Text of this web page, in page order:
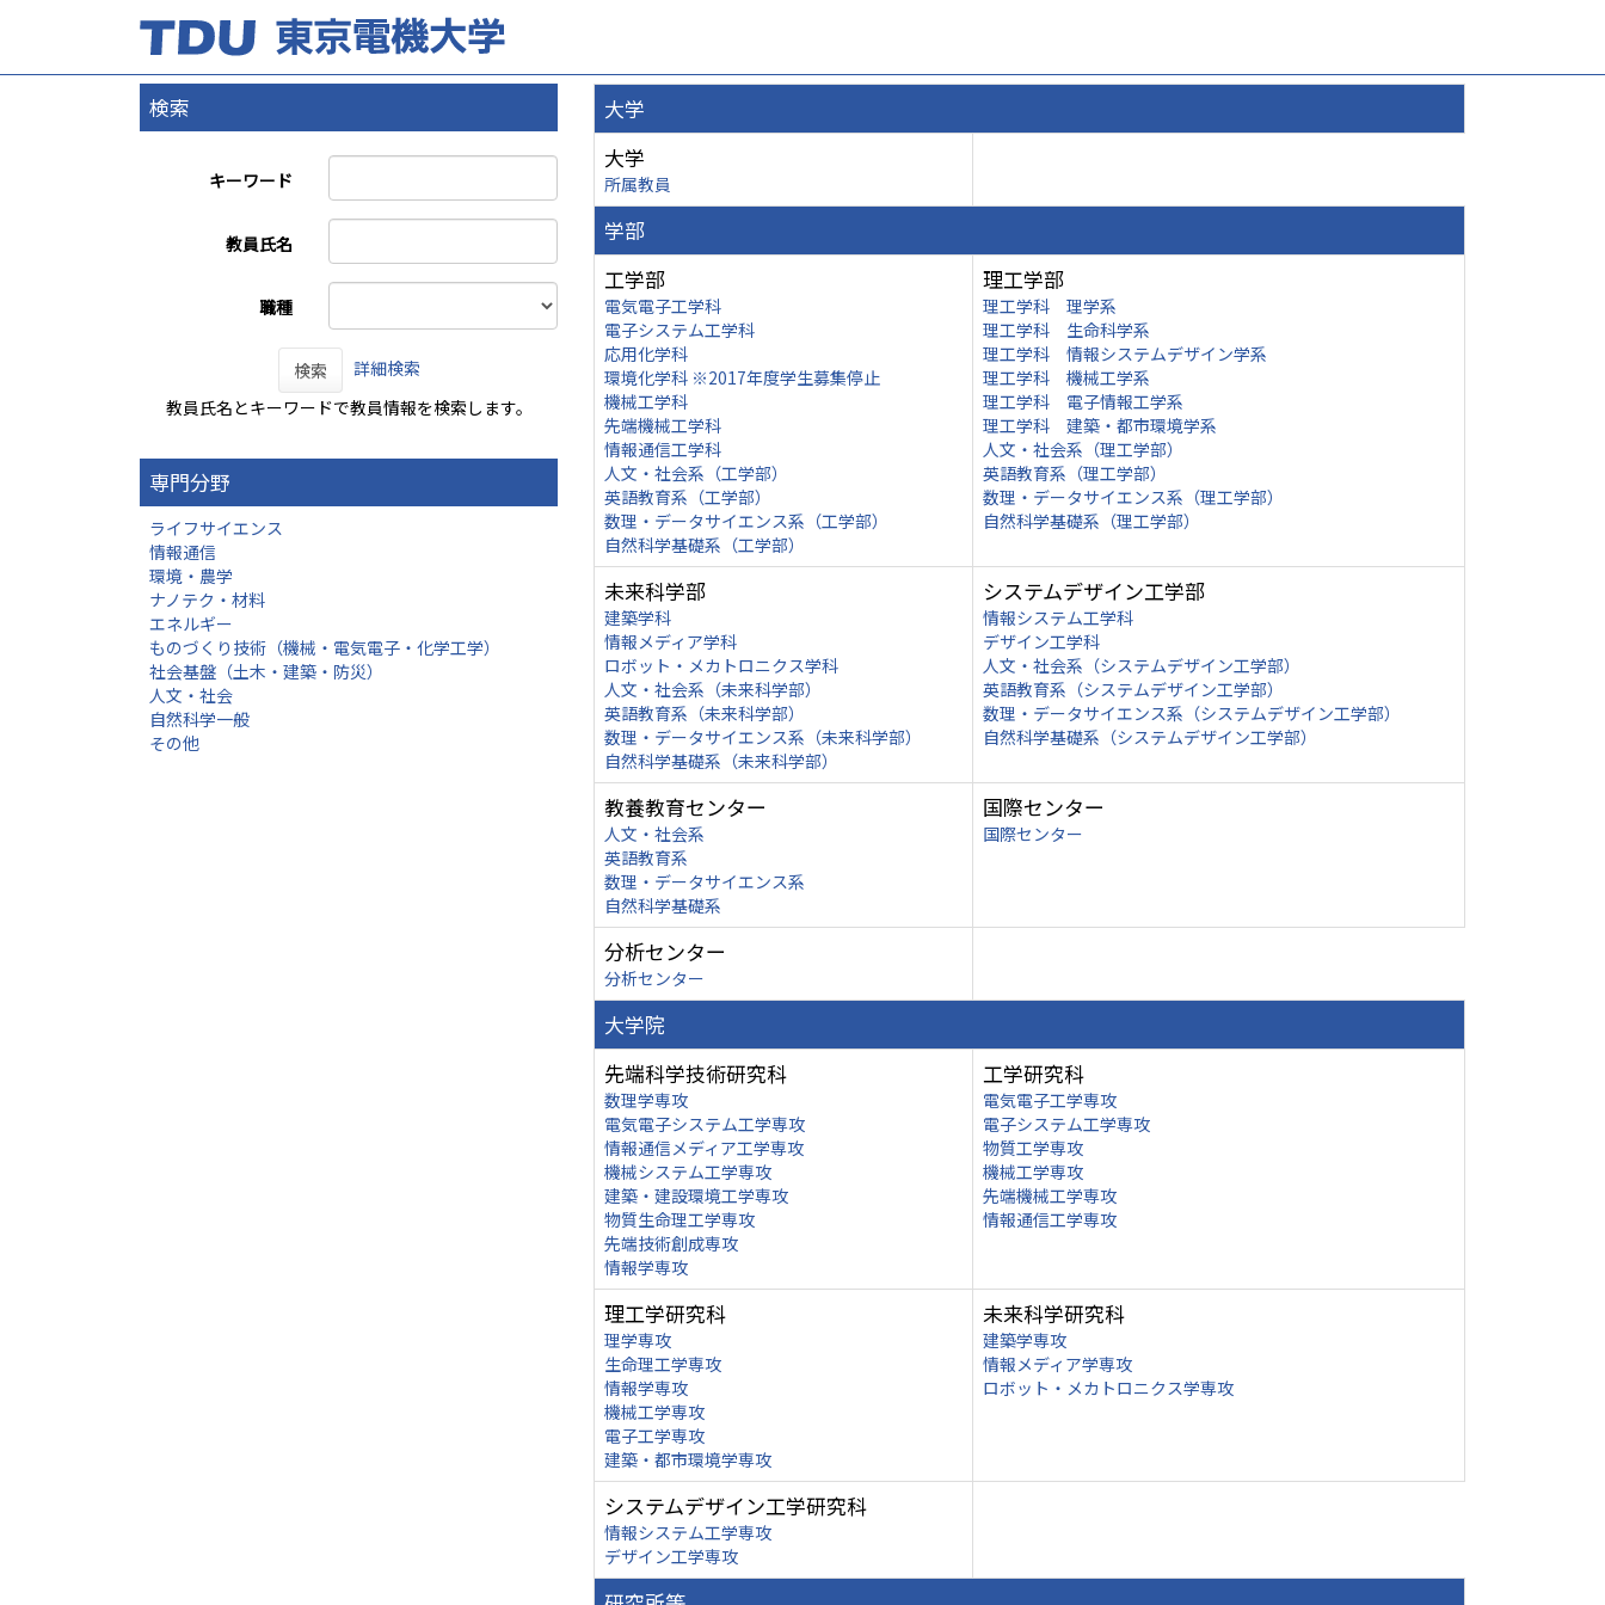
検索
キーワード
教員氏名
職種
検索
詳細検索
教員氏名とキーワードで教員情報を検索します。
専門分野
ライフサイエンス
情報通信
環境・農学
ナノテク・材料
エネルギー
ものづくり技術（機械・電気電子・化学工学）
社会基盤（土木・建築・防災）
人文・社会
自然科学一般
その他
大学
大学
所属教員
学部
工学部
電気電子工学科
電子システム工学科
応用化学科
環境化学科 ※2017年度学生募集停止
機械工学科
先端機械工学科
情報通信工学科
人文・社会系（工学部）
英語教育系（工学部）
数理・データサイエンス系（工学部）
自然科学基礎系（工学部）
理工学部
理工学科 理学系
理工学科 生命科学系
理工学科 情報システムデザイン学系
理工学科 機械工学系
理工学科 電子情報工学系
理工学科 建築・都市環境学系
人文・社会系（理工学部）
英語教育系（理工学部）
数理・データサイエンス系（理工学部）
自然科学基礎系（理工学部）
未来科学部
建築学科
情報メディア学科
ロボット・メカトロニクス学科
人文・社会系（未来科学部）
英語教育系（未来科学部）
数理・データサイエンス系（未来科学部）
自然科学基礎系（未来科学部）
システムデザイン工学部
情報システム工学科
デザイン工学科
人文・社会系（システムデザイン工学部）
英語教育系（システムデザイン工学部）
数理・データサイエンス系（システムデザイン工学部）
自然科学基礎系（システムデザイン工学部）
教養教育センター
人文・社会系
英語教育系
数理・データサイエンス系
自然科学基礎系
国際センター
国際センター
分析センター
分析センター
大学院
先端科学技術研究科
数理学専攻
電気電子システム工学専攻
情報通信メディア工学専攻
機械システム工学専攻
建築・建設環境工学専攻
物質生命理工学専攻
先端技術創成専攻
情報学専攻
工学研究科
電気電子工学専攻
電子システム工学専攻
物質工学専攻
機械工学専攻
先端機械工学専攻
情報通信工学専攻
理工学研究科
理学専攻
生命理工学専攻
情報学専攻
機械工学専攻
電子工学専攻
建築・都市環境学専攻
未来科学研究科
建築学専攻
情報メディア学専攻
ロボット・メカトロニクス学専攻
システムデザイン工学研究科
情報システム工学専攻
デザイン工学専攻